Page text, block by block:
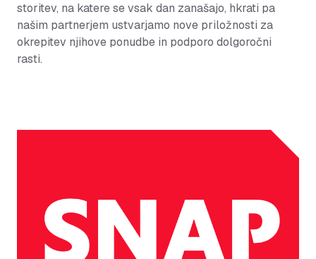
storitev, na katere se vsak dan zanašajo, hkrati pa
našim partnerjem ustvarjamo nove priložnosti za
okrepitev njihove ponudbe in podporo dolgoročni
rasti.